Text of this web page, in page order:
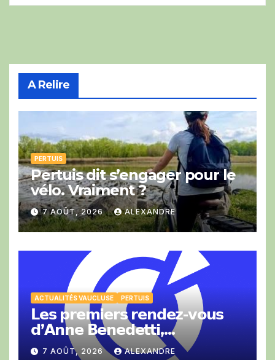
A Relire
PERTUIS
Pertuis dit s’engager pour le
vélo. Vraiment ?
7 AOÛT, 2026 ALEXANDRE
ACTUALITÉS VAUCLUSE PERTUIS
𝗟𝗲𝘀 𝗽𝗿𝗲𝗺𝗶𝗲𝗿𝘀 𝗿𝗲𝗻𝗱𝗲𝘇-𝘃𝗼𝘂𝘀
𝗱’𝗔𝗻𝗻𝗲 𝗕𝗲𝗻𝗲𝗱𝗲𝘁𝘁𝗶,
𝗣𝗿𝗲́𝘀𝗶𝗱𝗲𝗻𝘁𝗲 𝗱𝗲 𝗹𝗮 𝗖𝗖𝗜 𝗱𝗲
7 AOÛT, 2026 ALEXANDRE